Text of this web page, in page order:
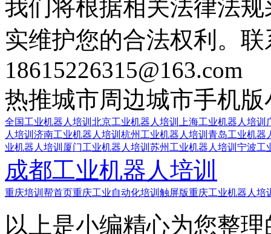
我们将根据相关法律法
实维护您的合法权利。
18615226315@163.com
热推城市周边城市手机版
全国工业机器人培训 北京工业机器人培训 上海工业机器人培训
人培训 济南工业机器人培训 杭州工业机器人培训 青岛工业机器
业机器人培训 厦门工业机器人培训 苏州工业机器人培训 宁波工
成都工业机器人培训
重庆培训帮首页重庆工业自动化培训触屏版重庆工业机器人培
以上是小编精心为您整